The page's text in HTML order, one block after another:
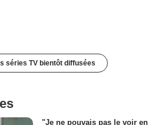
séries TV bientôt diffusées
"Je ne pouvais pas le voir en